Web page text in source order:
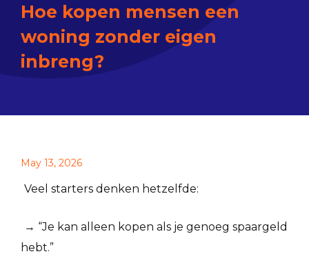
Hoe kopen mensen een
woning zonder eigen
inbreng?
May 13, 2026
Veel starters denken hetzelfde:
→ “Je kan alleen kopen als je genoeg spaargeld
hebt.”